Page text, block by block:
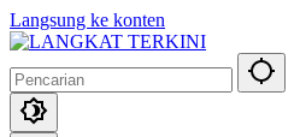
Langsung ke konten